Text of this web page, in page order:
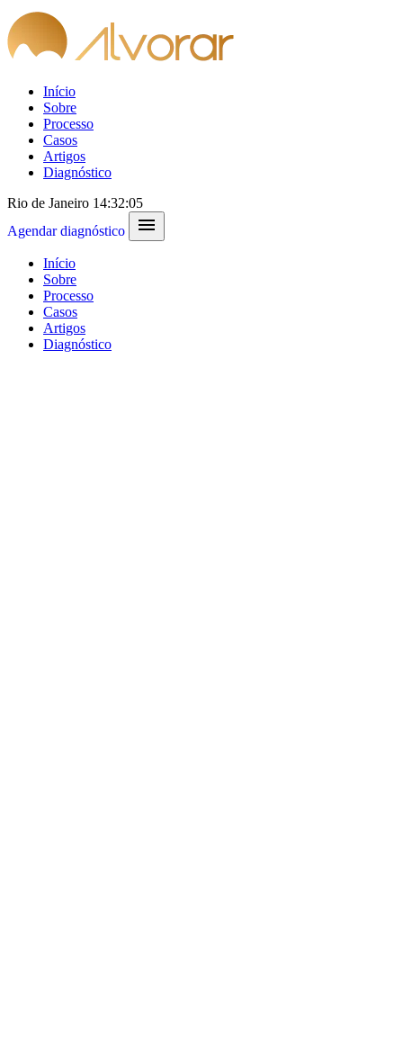
Início
Sobre
Processo
Casos
Artigos
Diagnóstico
Rio de Janeiro 14:32:05
Agendar diagnóstico
menu
Início
Sobre
Processo
Casos
Artigos
Diagnóstico